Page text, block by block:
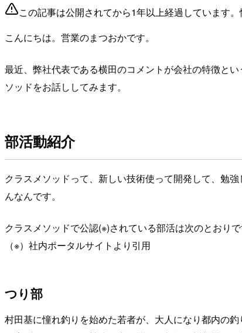
この記事は公開されてから1年以上経過しています
こんにちは。営業のまつおかです。
最近、弊社代表である横田のコメントが会社の特徴とい
ソッドをお話ししてみます。
部活動紹介
クラスメソッドって、新しい技術使って開発して、勉
んなんです。
クラスメソッドで公認(※)されている部活は次のとおりで
（※）社内ポータルサイトより引用
つり部
村田基に憧れ釣りを始めた若者が、大人になり都内の